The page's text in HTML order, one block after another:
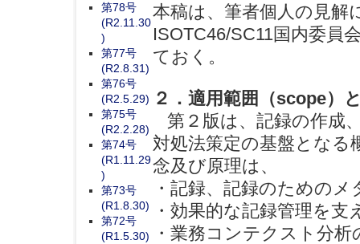
本稿は、筆者個人の見解
ISOTC46/SC11国内委員
ておく。
２．適用範囲（scope）
第２版は、記録の作成
対処法策定の基盤となる
念及び原理は、
・記録、記録のための
・効果的な記録管理を
・業務コンテクスト分
第78号
(R2.11.30
)
第77号
(R2.8.31)
第76号
(R2.5.29)
第75号
(R2.2.28)
第74号
(R1.11.29
)
第73号
(R1.8.30)
第72号
(R1.5.30)